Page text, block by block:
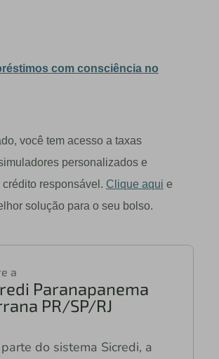
com consciência no
você tem acesso a taxas
personalizados e
responsável. Clique aqui e
solução para o seu bolso.
a
Paranapanema
PR/SP/RJ
do sistema Sicredi, a